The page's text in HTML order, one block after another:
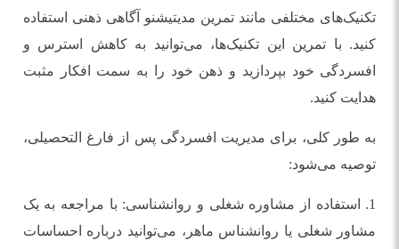
تکنیک‌های مختلفی مانند تمرین مدیتیشنو آگاهی ذهنی استفاده
کنید. با تمرین این تکنیک‌ها، می‌توانید به کاهش استرس و
افسردگی خود بپردازید و ذهن خود را به سمت افکار مثبت
هدایت کنید.
به طور کلی، برای مدیریت افسردگی پس از فارغ التحصیلی،
توصیه می‌شود:
1. استفاده از مشاوره شغلی و روانشناسی: با مراجعه به یک
مشاور شغلی یا روانشناس ماهر، می‌توانید درباره احساسات